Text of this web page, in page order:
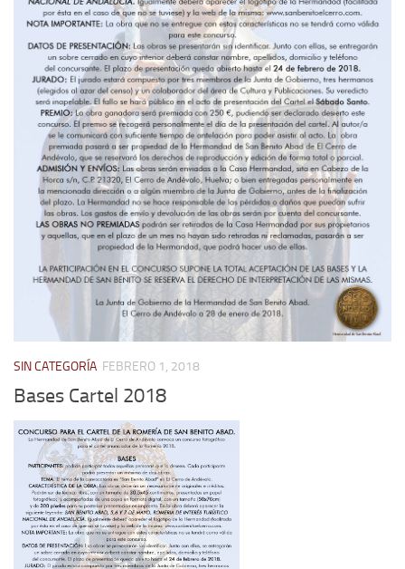
SIN CATEGORÍA FEBRERO 1, 2018
Bases Cartel 2018